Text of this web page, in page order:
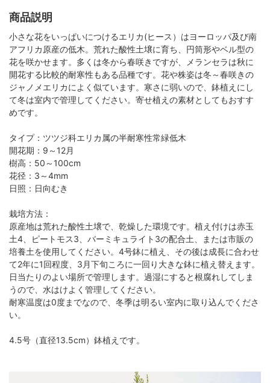
商品説明
小さな花をいっぱいにつけるエリカ(ヒース）はヨーロッパ及び南
アフリカ原産の低木。荒れた酸性土壌に育ち、円筒形やベル型の
花を咲かせます。多くは冬から春咲きですが、メランセラは秋に
開花する比較的耐寒性もある品種です。花や株姿は冬～春咲きの
ジャノメエリカによく似ています。寒さに弱いので、鉢植えにし
て冬は室内で管理してください。寄せ植えの素材としてもおすす
めです。
タイプ：ツツジ科エリカ属の半耐寒性常緑低木
開花期：9～12月
樹高：50～100cm
花径：3～4mm
日照：日向むき
栽培方法：
原産地は荒れた酸性土壌で、乾燥した環境です。植え付けは赤玉
土4、ピートモス3、バーミキュライト3の配合土、または市販の
培養土を使用してください。4号鉢に植え、その後は成長に合わせ
て2年に1回程度、3月下旬ころに一回り大きな鉢に植え替えます。
日当たりのよい場所で管理します。過湿にすると根腐れしてしま
うので、水はけよく管理してください。
耐寒温度は0度までなので、冬季は明るい室内に取り込んでくださ
い。
4.5号（直径13.5cm）鉢植えです。